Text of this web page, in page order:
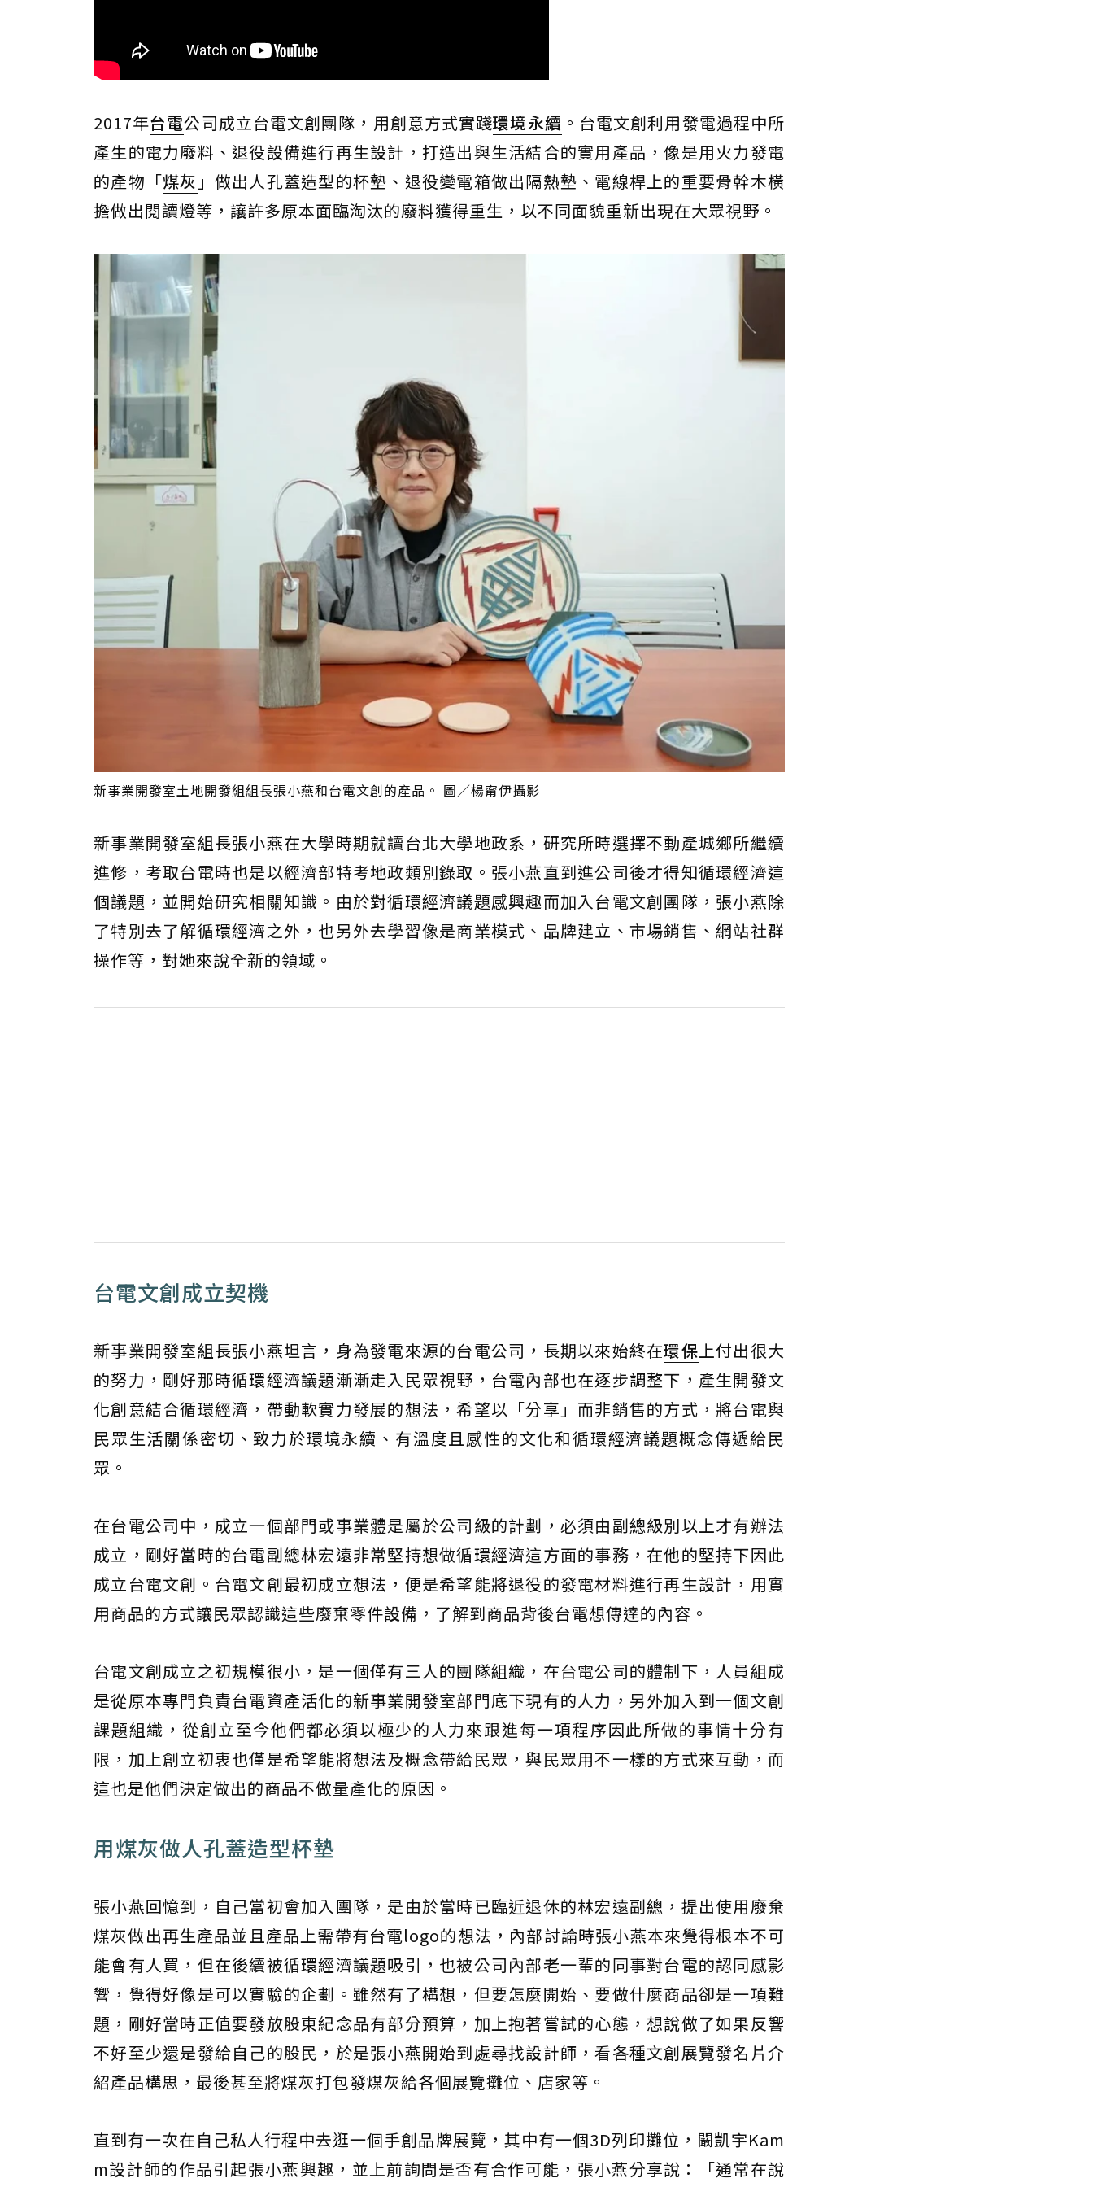
2017年台電公司成立台電文創團隊，用創意方式實踐環境永續 。台電文創利用發電過程中所
產生的電力廢料、退役設備進行再生設計，打造出與生活結合的實用產品，像是用火力發電
的產物「煤灰 」做出人孔蓋造型的杯墊、退役變電箱做出隔熱墊、電線桿上的重要骨幹木橫
擔做出閱讀燈等，讓許多原本面臨淘汰的廢料獲得重生，以不同面貌重新出現在大眾視野。
新事業開發室土地開發組組長張小燕和台電文創的產品。 圖／楊甯伊攝影
新事業開發室組長張小燕在大學時期就讀台北大學地政系，研究所時選擇不動產城鄉所繼續
進修，考取台電時也是以經濟部特考地政類別錄取。張小燕直到進公司後才得知循環經濟這
個議題，並開始研究相關知識。由於對循環經濟議題感興趣而加入台電文創團隊，張小燕除
了特別去了解循環經濟之外，也另外去學習像是商業模式、品牌建立、市場銷售、網站社群
操作等，對她來說全新的領域。
台電文創成立契機
新事業開發室組長張小燕坦言，身為發電來源的台電公司，長期以來始終在環保上付出很大
的努力，剛好那時循環經濟議題漸漸走入民眾視野，台電內部也在逐步調整下，產生開發文
化創意結合循環經濟，帶動軟實力發展的想法，希望以「分享」而非銷售的方式，將台電與
民眾生活關係密切、致力於環境永續、有溫度且感性的文化和循環經濟議題概念傳遞給民
眾。
在台電公司中，成立一個部門或事業體是屬於公司級的計劃，必須由副總級別以上才有辦法
成立，剛好當時的台電副總林宏遠非常堅持想做循環經濟這方面的事務，在他的堅持下因此
成立台電文創。台電文創最初成立想法，便是希望能將退役的發電材料進行再生設計，用實
用商品的方式讓民眾認識這些廢棄零件設備，了解到商品背後台電想傳達的內容。
台電文創成立之初規模很小，是一個僅有三人的團隊組織，在台電公司的體制下，人員組成
是從原本專門負責台電資產活化的新事業開發室部門底下現有的人力，另外加入到一個文創
課題組織，從創立至今他們都必須以極少的人力來跟進每一項程序因此所做的事情十分有
限，加上創立初衷也僅是希望能將想法及概念帶給民眾，與民眾用不一樣的方式來互動，而
這也是他們決定做出的商品不做量產化的原因。
用煤灰做人孔蓋造型杯墊
張小燕回憶到，自己當初會加入團隊，是由於當時已臨近退休的林宏遠副總，提出使用廢棄
煤灰做出再生產品並且產品上需帶有台電logo的想法，內部討論時張小燕本來覺得根本不可
能會有人買，但在後續被循環經濟議題吸引，也被公司內部老一輩的同事對台電的認同感影
響，覺得好像是可以實驗的企劃。雖然有了構想，但要怎麼開始、要做什麼商品卻是一項難
題，剛好當時正值要發放股東紀念品有部分預算，加上抱著嘗試的心態，想說做了如果反響
不好至少還是發給自己的股民，於是張小燕開始到處尋找設計師，看各種文創展覽發名片介
紹產品構思，最後甚至將煤灰打包發煤灰給各個展覽攤位、店家等。
直到有一次在自己私人行程中去逛一個手創品牌展覽，其中有一個3D列印攤位，闞凱宇Kam
m設計師的作品引起張小燕興趣，並上前詢問是否有合作可能，張小燕分享說：「通常在說